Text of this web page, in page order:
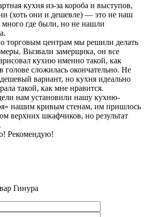
кухня из-за короба и выступов,
(хоть они и дешевле) — это не наш
где были, но не нашли
торговым центрам мы решили делать
Вызвали замерщика, он все
кухню именно такой, как
голове сложилась окончательно. Не
вариант, но кухня идеально
такой, как мне нравится.
нам установили нашу кухню-
нашим кривым стенам, им пришлось
верхних шкафчиков, но результат
Рекомендую!
Гинура